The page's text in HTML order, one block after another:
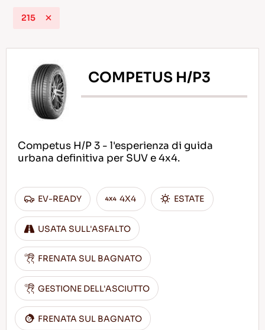
ASSISTENZA & AIUTO
LEGGI DI PIU
215
COMPETUS H/P3
Competus H/P 3 - l'esperienza di guida
urbana definitiva per SUV e 4x4.
EV-READY 4X4 ESTATE
USATA SULL'ASFALTO
FRENATA SUL BAGNATO
GESTIONE DELL'ASCIUTTO
FRENATA SUL BAGNATO